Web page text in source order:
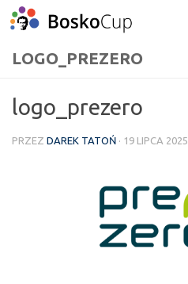
Przejdź do treści
LOGO_PREZERO
logo_prezero
PRZEZ DAREK TATOŃ · 19 LIPCA 2025